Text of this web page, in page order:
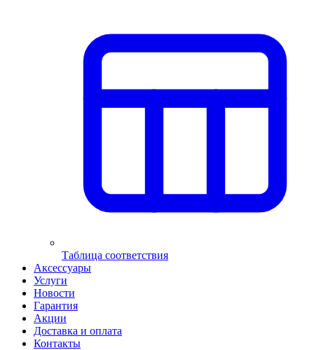
Таблица соответствия
Аксессуары
Услуги
Новости
Гарантия
Акции
Доставка и оплата
Контакты